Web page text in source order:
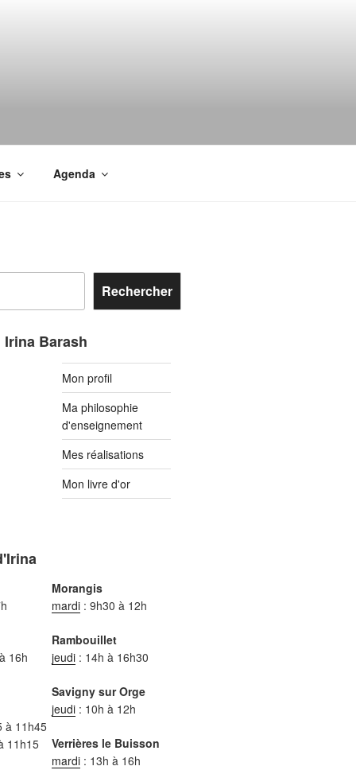
Agenda
Rechercher
Barash
Mon profil
Ma philosophie
d'enseignement
Mes réalisations
Mon livre d'or
16h
à 11h45
11h15
Morangis
mardi : 9h30 à 12h
Rambouillet
jeudi : 14h à 16h30
Savigny sur Orge
jeudi : 10h à 12h
Verrières le Buisson
mardi : 13h à 16h